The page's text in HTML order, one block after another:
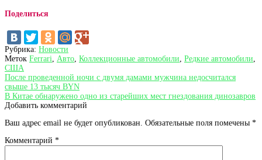
Поделиться
Рубрика: Новости
Меток Ferrari Авто Коллекционные автомобили Редкие автомобили
США
Навигация
по
записям
Предыдущая
запись:
После проведенной ночи с двумя дамами мужчина недосчитался
свыше 13 тысяч BYN
Следующая
запись:
В Китае обнаружено одно из старейших мест гнездования динозавров
Добавить комментарий
Ваш адрес email не будет опубликован. Обязательные поля помечены *
Комментарий *